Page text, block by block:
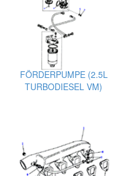
FÖRDERPUMPE (2.5L
TURBODIESEL VM)